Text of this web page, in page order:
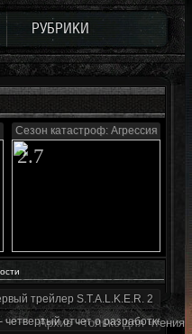
РУБРИКИ
Сезон катастроф: Агрессия
2.7
трейлер S.T.A.L.K.E.R. 2
отчет о разработке!
Архив - только для чтения